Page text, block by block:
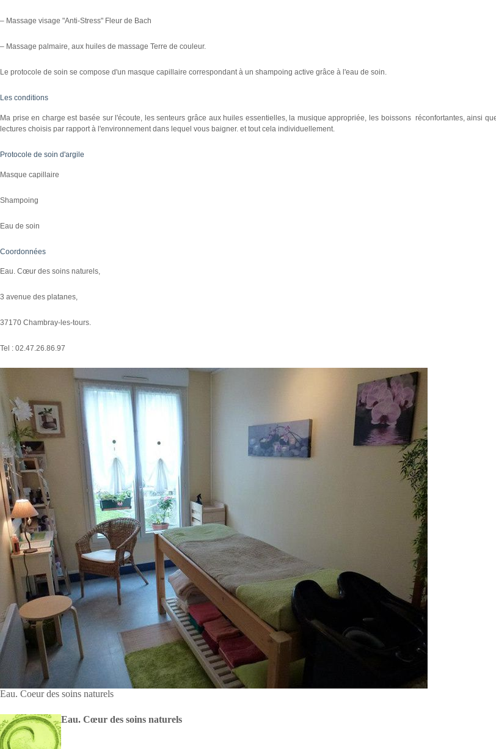
– Massage visage "Anti-Stress" Fleur de Bach
– Massage palmaire, aux huiles de massage Terre de couleur.
Le protocole de soin se compose d'un masque capillaire correspondant à un shampoing active grâce à l'eau de soin.
Les conditions
Ma prise en charge est basée sur l'écoute, les senteurs grâce aux huiles essentielles, la musique appropriée, les boissons réconfortantes, ainsi
lectures choisis par rapport à l'environnement dans lequel vous baigner. et tout cela individuellement.
Protocole de soin d'argile
Masque capillaire
Shampoing
Eau de soin
Coordonnées
Eau. Cœur des soins naturels,
3 avenue des platanes,
37170 Chambray-les-tours.
Tel : 02.47.26.86.97
Eau. Coeur des soins naturels
Eau. Cœur des soins naturels